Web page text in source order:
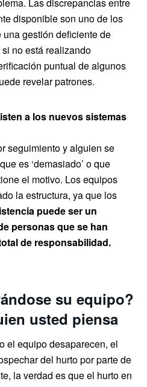
disponible son uno de los
gestión deficiente de
no está realizando
puntual de algunos
revelar patrones.
a los nuevos sistemas
seguimiento y alguien se
es ‘demasiado’ o que
el motivo. Los equipos
la estructura, ya que los
puede ser un
personas que se han
de responsabilidad.
su equipo?
usted piensa
el equipo desaparecen, el
del hurto por parte de
la verdad es que el hurto en